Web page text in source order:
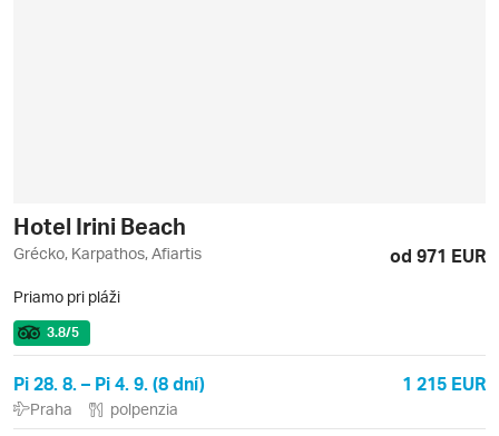
Hotel Irini Beach
Grécko, Karpathos, Afiartis od 971 EUR
Priamo pri pláži
3.8/5
Pi 28. 8. – Pi 4. 9. (8 dní) 1 215 EUR
Praha polpenzia